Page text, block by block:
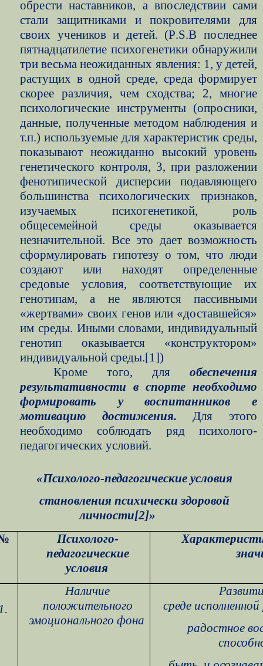
обрести наставников, а впоследствии сами
стали защитниками и покровителями для
своих учеников и детей. (P.S.В последнее
пятнадцатилетие психогенетики обнаружили
три весьма неожиданных явления: 1, у детей,
растущих в одной среде, среда формирует
скорее различия, чем сходства; 2, многие
психологические инструменты (опросники,
данные, полученные методом наблюдения и
т.п.) используемые для характеристик среды,
показывают неожиданно высокий уровень
генетического контроля, 3, при разложении
фенотипической дисперсии подавляющего
большинства психологических признаков,
изучаемых психогенетикой, роль
общесемейной среды оказывается
незначительной. Все это дает возможность
сформулировать гипотезу о том, что люди
создают или находят определенные
средовые условия, соответствующие их
генотипам, а не являются пассивными
«жертвами» своих генов или «доставшейся»
им среды. Иными словами, индивидуальный
генотип оказывается «конструктором»
индивидуальной среды.[1])
Кроме того, для обеспечения
результативности в спорте необходимо
формировать у воспитанников е
мотивацию достижения. Для этого
необходимо соблюдать ряд психолого-
педагогических условий.
«Психолого-педагогические условия
становления психически здоровой
личности[2]»
Психолого-
педагогические
условия
Наличие
положительного
эмоционального фона
среде
радостное